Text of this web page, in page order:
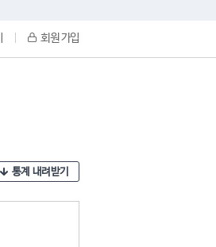
회원 가입
통계 내려받기